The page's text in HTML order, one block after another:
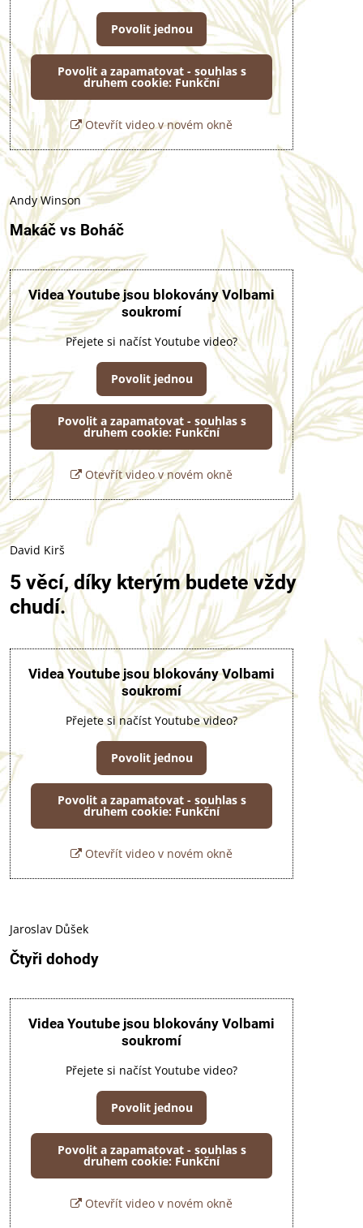
Povolit jednou
Povolit a zapamatovat - souhlas s
druhem cookie: Funkční
Otevřít video v novém okně
Andy Winson
Makáč vs Boháč
Videa Youtube jsou blokovány Volbami
soukromí
Přejete si načíst Youtube video?
Povolit jednou
Povolit a zapamatovat - souhlas s
druhem cookie: Funkční
Otevřít video v novém okně
David Kirš
5 věcí, díky kterým budete vždy
chudí.
Videa Youtube jsou blokovány Volbami
soukromí
Přejete si načíst Youtube video?
Povolit jednou
Povolit a zapamatovat - souhlas s
druhem cookie: Funkční
Otevřít video v novém okně
Jaroslav Důšek
Čtyři dohody
Videa Youtube jsou blokovány Volbami
soukromí
Přejete si načíst Youtube video?
Povolit jednou
Povolit a zapamatovat - souhlas s
druhem cookie: Funkční
Otevřít video v novém okně